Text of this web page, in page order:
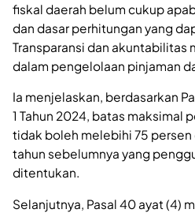
fiskal daerah belum cukup
dan dasar perhitungan yang
Transparansi dan akuntabilitas
dalam pengelolaan pinjaman
Ia menjelaskan, berdasarkan
1 Tahun 2024, batas maksimal
tidak boleh melebihi 75 persen
tahun sebelumnya yang
ditentukan.
Selanjutnya, Pasal 40 ayat (4)